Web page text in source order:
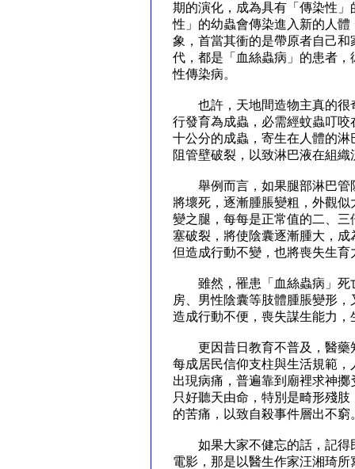
期的演化，成為具有「傳染性
性」的幼蟲會傳染進入新的人
象，首當其衝的是帶原者自己
代，都是「血絲蟲病」的患者
性傳染病。
也許，天地間造物主真的很
行發育為成蟲，必需經蚊蟲叮
十公分的成蟲，寄生在人體的
阻管壁破裂，以致淋巴液在組
舉例而言，如果腿部淋巴管
將壞死，逐漸腫脹變粗，外觀
變之腿，每每是正常值的二、
塞破裂，將使陰囊逐漸腫大，
但造成行動不變，也將喪失生育
雖然，罹患「血絲蟲病」死
房、男性陰囊等肢體腫脹變形
造成行動不便，喪失謀生能力
更因昔日教育不普及，醫藥
每成居民信仰支柱與生活規範
出現病痛，普遍靠到廟裡求神
只好聽天由命，特別是畸形殘
的苦痛，以致自殺事件層出不窮
如果大家不健忘的話，記得
電影，那是以醫生作家汪湘琦